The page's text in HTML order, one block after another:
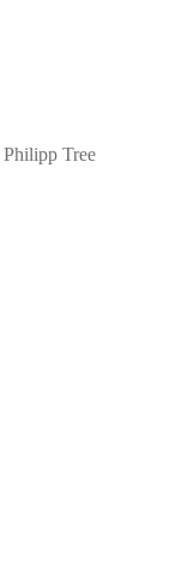
Tree